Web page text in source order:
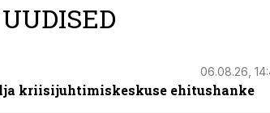
06.08.26,
kriisijuhtimiskeskuse ehitushanke